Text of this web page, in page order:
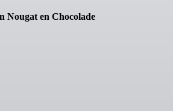
Nougat en Chocolade